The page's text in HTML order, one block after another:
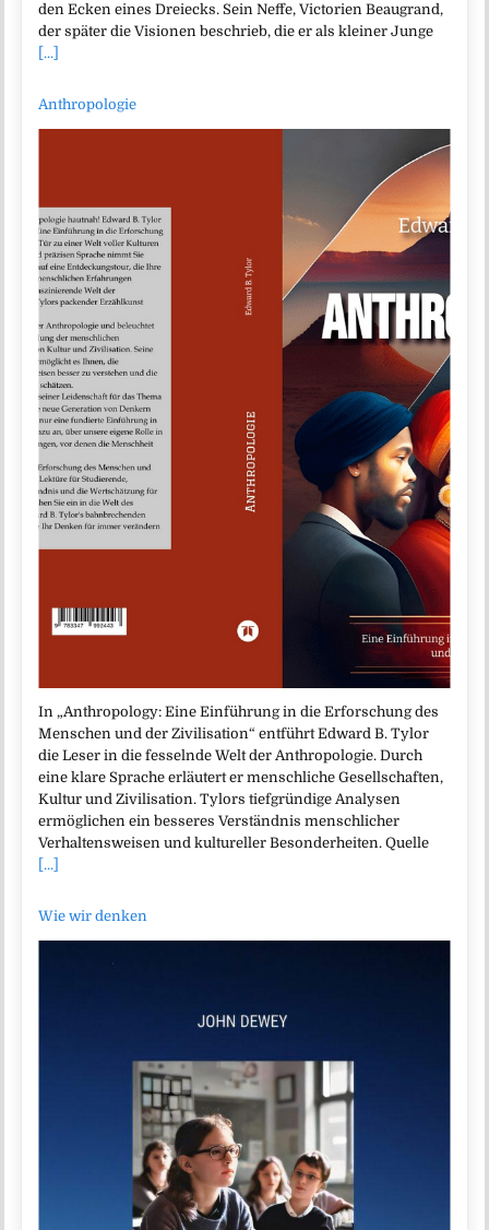
den Ecken eines Dreiecks. Sein Neffe, Victorien Beaugrand,
der später die Visionen beschrieb, die er als kleiner Junge
[...]
Anthropologie
In „Anthropology: Eine Einführung in die Erforschung des
Menschen und der Zivilisation“ entführt Edward B. Tylor
die Leser in die fesselnde Welt der Anthropologie. Durch
eine klare Sprache erläutert er menschliche Gesellschaften,
Kultur und Zivilisation. Tylors tiefgründige Analysen
ermöglichen ein besseres Verständnis menschlicher
Verhaltensweisen und kultureller Besonderheiten. Quelle
[...]
Wie wir denken